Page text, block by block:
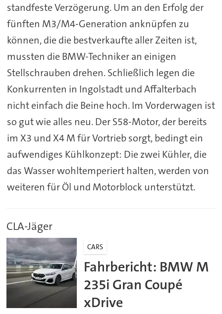
standfeste Verzögerung. Um an den Erfolg der
fünften M3/M4-Generation anknüpfen zu
können, die die bestverkaufte aller Zeiten ist,
mussten die BMW-Techniker an einigen
Stellschrauben drehen. Schließlich legen die
Konkurrenten in Ingolstadt und Affalterbach
nicht einfach die Beine hoch. Im Vorderwagen ist
so gut wie alles neu. Der S58-Motor, der bereits
im X3 und X4 M für Vortrieb sorgt, bedingt ein
aufwendiges Kühlkonzept: Die zwei Kühler, die
das Wasser wohltemperiert halten, werden von
weiteren für Öl und Motorblock unterstützt.
CLA-Jäger
CARS
Fahrbericht: BMW M
235i Gran Coupé
xDrive